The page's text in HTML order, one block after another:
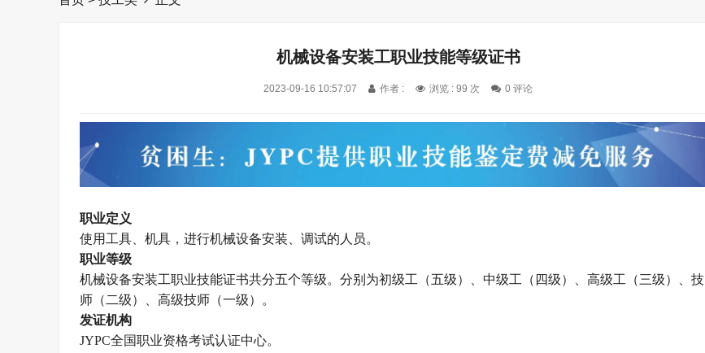
机械设备安装工职业技能等级证书
2023-09-16 10:57:07 作者 : 浏览 : 99 次 0 评论
职业定义
使用工具、机具，进行机械设备安装、调试的人员。
职业等级
机械设备安装工职业技能证书共分五个等级。 分别为初级工（五级）、中级工（四级）、高级工（三级）、技
师（二级）、高级技师（一级）。
发证机构
JYPC全国职业资格考试认证中心。